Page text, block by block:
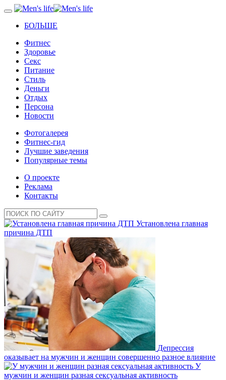
БОЛЬШЕ
Фитнес
Здоровье
Секс
Питание
Стиль
Деньги
Отдых
Персона
Новости
Фотогалерея
Фитнес-гид
Лучшие заведения
Популярные темы
О проекте
Реклама
Контакты
Установлена главная
причина ДТП
Депрессия
оказывает на мужчин и женщин совершенно разное влияние
У
мужчин и женщин разная сексуальная активность